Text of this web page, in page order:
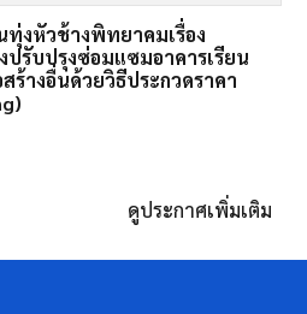
ทุ่งหัวช้างพิทยาคมเรื่อง
ปรับปรุงซ่อมแซมอาคารเรียน
ร้างอื่นด้วยวิธีประกวดราคา
ดูประกาศเพิ่มเติม